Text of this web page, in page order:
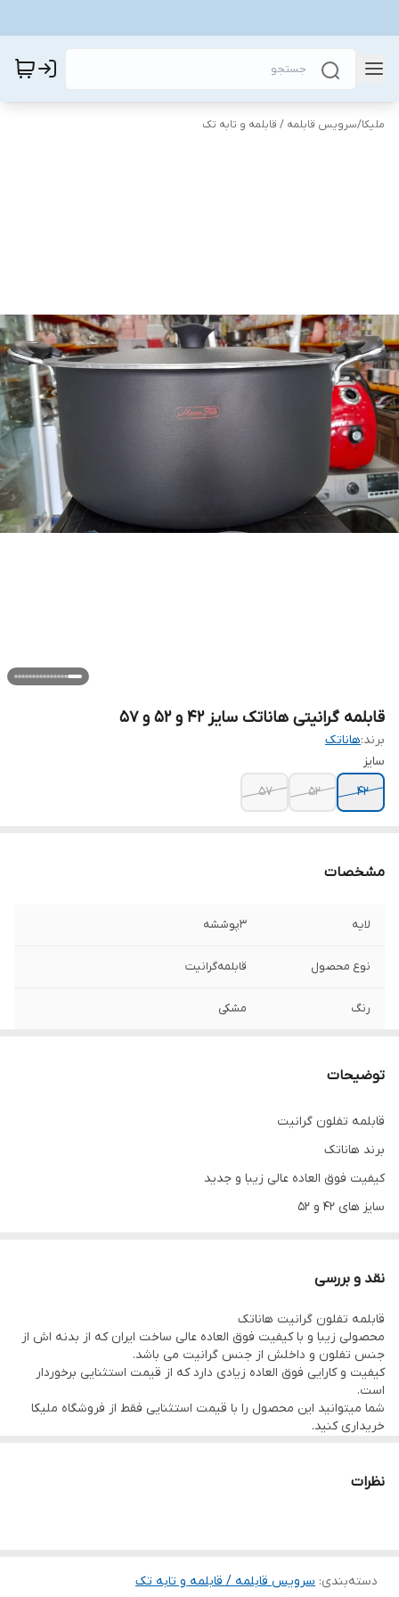
ملیکا/سرویس قابلمه / قابلمه و تابه تک
قابلمه گرانیتی هاناتک سایز ۴۲ و ۵۲ و ۵۷
برند:هاناتک
سایز
۴۲
۵۲ 57
مشخصات
لایه ۳پوششه
نوع محصول قابلمه‌گرانیت
رنگ مشکی
بدنه تفلون
درب
توضیحات
قابلمه تفلون گرانيت
برند هاناتک
کیفیت فوق العاده عالی زیبا و جدید
سایز های ۴۲ و ۵۲
نقد و بررسی
قابلمه تفلون گرانيت هاناتک
محصولی زیبا و با کیفیت فوق العاده عالی ساخت ایران که از بدنه اش از
جنس تفلون و داخلش از جنس گرانیت می باشد.
کیفیت و کارایی فوق العاده زیادی دارد که از قیمت استثنایی برخوردار
است.
شما میتوانید این محصول را با قیمت استثنایی فقط از فروشگاه ملیکا
خریداری کنید.
نظرات
دسته‌بندی: سرویس قابلمه / قابلمه و تابه تک